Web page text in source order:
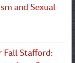
and Sexual
Fall Stafford: